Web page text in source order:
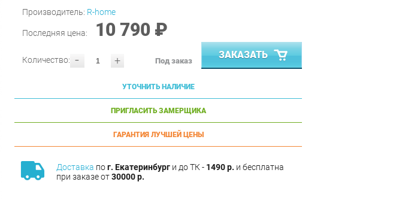
Производитель: R-home
Последняя цена: 10 790 ₽
- +
Количество: Под заказ
ЗАКАЗАТЬ
УТОЧНИТЬ НАЛИЧИЕ
ПРИГЛАСИТЬ ЗАМЕРЩИКА
ГАРАНТИЯ ЛУЧШЕЙ ЦЕНЫ
Доставка пог. Екатеринбург и до ТК - 1490 р. и бесплатна
при заказе от30000 р.